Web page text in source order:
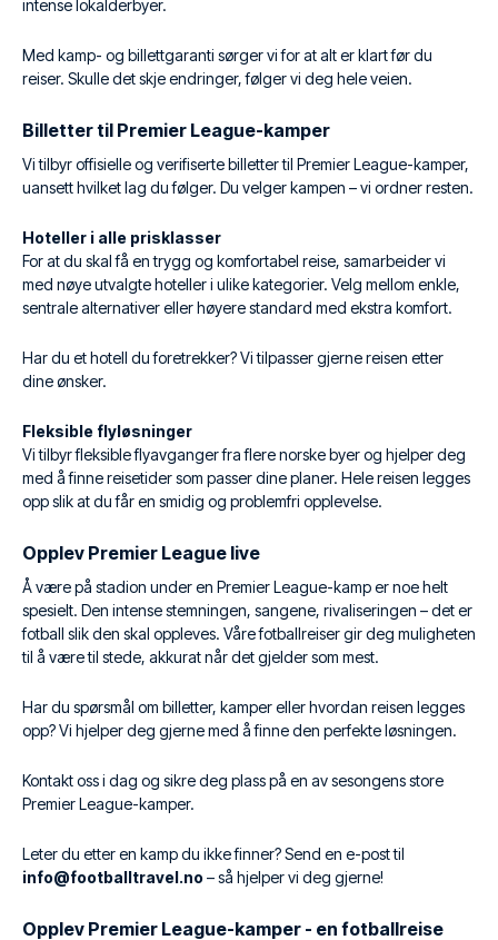
intense lokalderbyer.
Med kamp- og billettgaranti sørger vi for at alt er klart før du
reiser. Skulle det skje endringer, følger vi deg hele veien.
Billetter til Premier League-kamper
Vi tilbyr offisielle og verifiserte billetter til Premier League-kamper,
uansett hvilket lag du følger. Du velger kampen – vi ordner resten.
Hoteller i alle prisklasser
For at du skal få en trygg og komfortabel reise, samarbeider vi
med nøye utvalgte hoteller i ulike kategorier. Velg mellom enkle,
sentrale alternativer eller høyere standard med ekstra komfort.
Har du et hotell du foretrekker? Vi tilpasser gjerne reisen etter
dine ønsker.
Fleksible flyløsninger
Vi tilbyr fleksible flyavganger fra flere norske byer og hjelper deg
med å finne reisetider som passer dine planer. Hele reisen legges
opp slik at du får en smidig og problemfri opplevelse.
Opplev Premier League live
Å være på stadion under en Premier League-kamp er noe helt
spesielt. Den intense stemningen, sangene, rivaliseringen – det er
fotball slik den skal oppleves. Våre fotballreiser gir deg muligheten
til å være til stede, akkurat når det gjelder som mest.
Har du spørsmål om billetter, kamper eller hvordan reisen legges
opp? Vi hjelper deg gjerne med å finne den perfekte løsningen.
Kontakt oss i dag og sikre deg plass på en av sesongens store
Premier League-kamper.
Leter du etter en kamp du ikke finner? Send en e-post til
info@footballtravel.no – så hjelper vi deg gjerne!
Opplev Premier League-kamper - en fotballreise